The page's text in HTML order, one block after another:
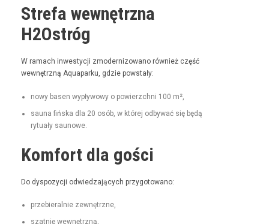
Strefa wewnętrzna
H2Ostróg
W ramach inwest­y­cji zmod­ern­i­zowano również część
wewnętrzną Aqua­parku, gdzie powstały:
nowy basen wypły­wowy o powierzch­ni 100 m²,
sauna fińs­ka dla 20 osób, w której odby­wać się będą
rytu­ały saunowe.
Komfort dla gości
Do dys­pozy­cji odwiedza­ją­cych przygotowano:
prze­bier­al­nie zewnętrzne,
szat­nię wewnętrzną,